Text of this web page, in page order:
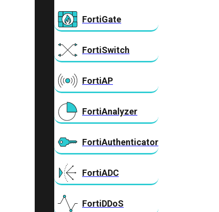
FortiGate
FortiSwitch
FortiAP
FortiAnalyzer
FortiAuthenticator
FortiADC
FortiDDoS